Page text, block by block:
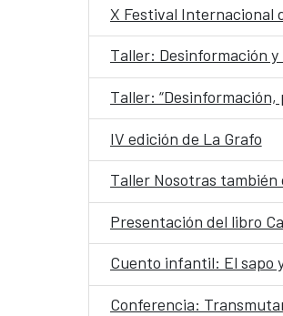
X Festival Internacional
Taller: Desinformación y
Taller:
IV edición de La Grafo
Taller Nosotras también
Presentación del libro
Cuento infantil: El sapo
Conferencia: